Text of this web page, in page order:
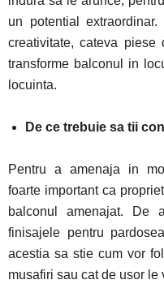
un potential
creativitate, cateva
transforme balconul in
locuinta.
De ce trebuie sa tii
Pentru a amenaja in
foarte important ca
balconul amenajat. De
finisajele pentru
acestia sa stie cum vor
musafiri sau cat de usor le